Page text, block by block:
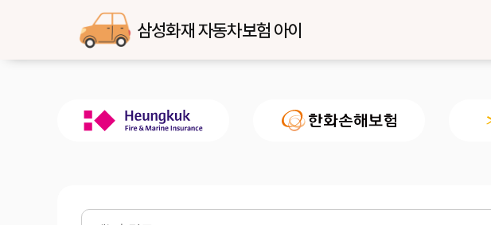
삼성화재 자동차보험 아이